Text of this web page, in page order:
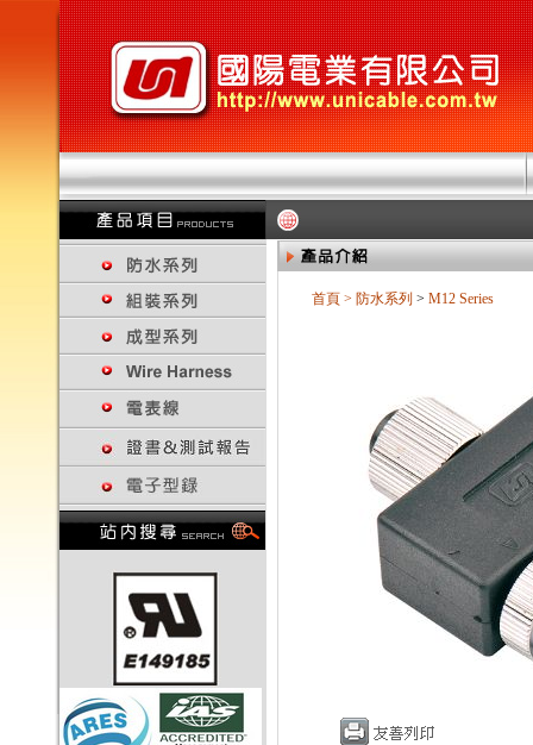
首頁 > 防水系列 > M12 Series